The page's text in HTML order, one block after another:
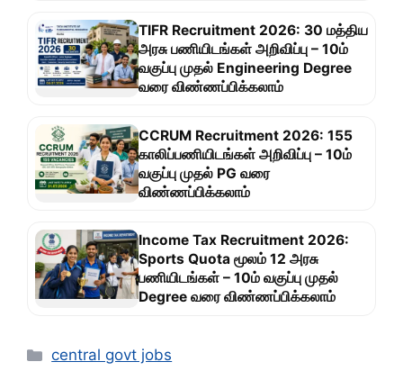
TIFR Recruitment 2026: 30 மத்திய
அரசு பணியிடங்கள் அறிவிப்பு – 10ம்
வகுப்பு முதல் Engineering Degree
வரை விண்ணப்பிக்கலாம்
CCRUM Recruitment 2026: 155
காலிப்பணியிடங்கள் அறிவிப்பு – 10ம்
வகுப்பு முதல் PG வரை
விண்ணப்பிக்கலாம்
Income Tax Recruitment 2026:
Sports Quota மூலம் 12 அரசு
பணியிடங்கள் – 10ம் வகுப்பு முதல்
Degree வரை விண்ணப்பிக்கலாம்
Categories
central govt jobs